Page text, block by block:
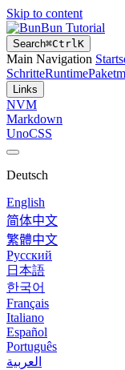
Skip to content
Bun Tutorial
Search⌘CtrlK
Main Navigation
SchritteRuntime
Links
NVM
Markdown
UnoCSS
Deutsch
English
简体中文
繁體中文
Русский
日本語
한국어
Français
Italiano
Español
Português
العربية